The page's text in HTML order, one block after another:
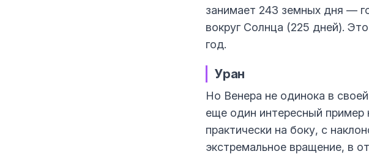
занимает 243 земных дня —
вокруг Солнца (225 дней).
год.
Уран
Но Венера не одинока в
еще один интересный пример
практически на боку, с
экстремальное вращение, в